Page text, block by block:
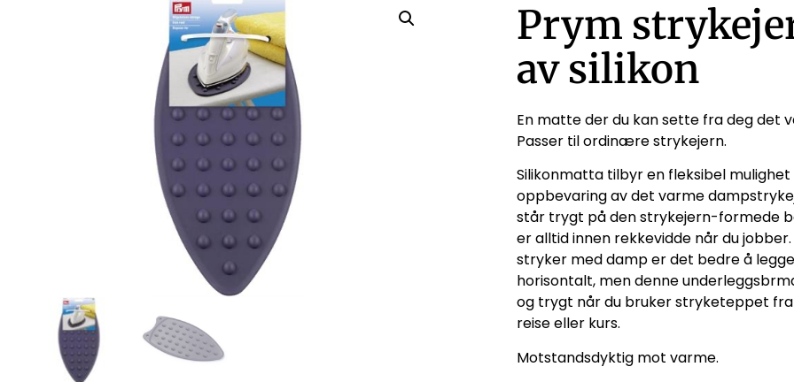
Prym
av silikon
En matte der du kan sette fra deg det
Passer til ordinære strykejern.
Silikonmatta tilbyr en fleksibel
oppbevaring av det varme
står trygt på den strykejern-formede
er alltid innen rekkevidde når du
stryker med damp er det bedre å
horisontalt, men denne
og trygt når du bruker stryketeppet
reise eller kurs.
Motstandsdyktig mot varme.